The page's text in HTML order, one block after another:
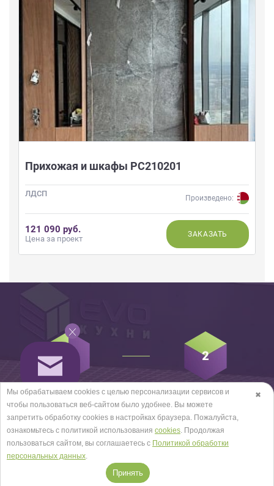
Прихожая и шкафы РС210201
ЛДСП Произведено:
121 090 руб.
Цена за проект ЗАКАЗАТЬ
Предварительный расчёт Замер ✖
Мы обрабатываем cookies с целью персонализации сервисов и
чтобы пользоваться веб-сайтом было удобнее. Вы можете
запретить обработку сookies в настройках браузера. Пожалуйста,
ознакомьтесь с политикой использования cookies. Продолжая
пользоваться сайтом, вы соглашаетесь с Политикой обработки
персональных данных.
Принять